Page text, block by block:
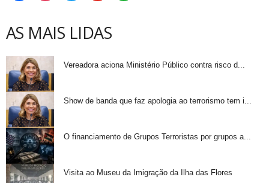
AS MAIS LIDAS
Vereadora aciona Ministério Público contra risco d...
Show de banda que faz apologia ao terrorismo tem i...
O financiamento de Grupos Terroristas por grupos a...
Visita ao Museu da Imigração da Ilha das Flores